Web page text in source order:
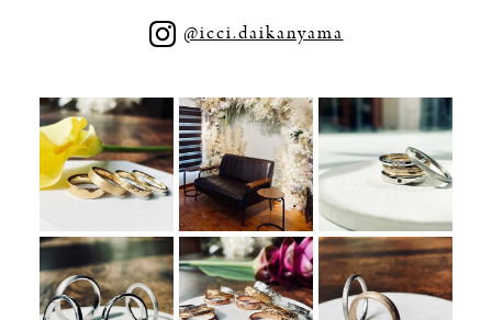
@icci.daikanyama